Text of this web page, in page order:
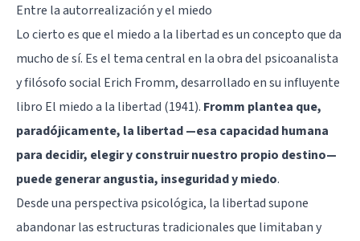
Entre la autorrealización y el miedo
Lo cierto es que el miedo a la libertad es un concepto que da
mucho de sí. Es el tema central en la obra del psicoanalista
y filósofo social Erich Fromm, desarrollado en su influyente
libro El miedo a la libertad (1941). Fromm plantea que,
paradójicamente, la libertad —esa capacidad humana
para decidir, elegir y construir nuestro propio destino—
puede generar angustia, inseguridad y miedo.
Desde una perspectiva psicológica, la libertad supone
abandonar las estructuras tradicionales que limitaban y